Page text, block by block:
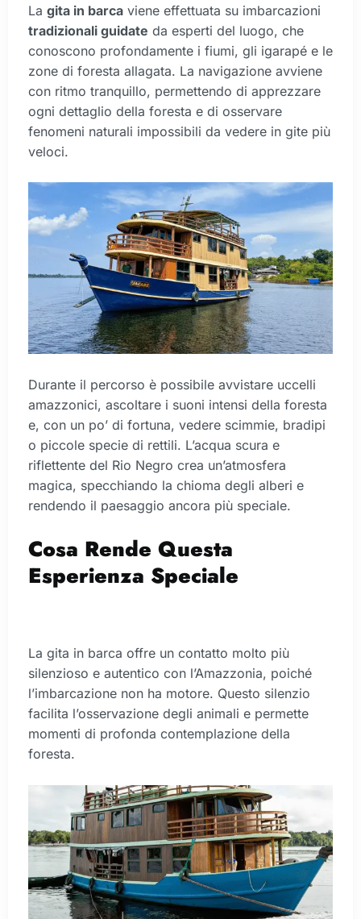
La gita in barca viene effettuata su imbarcazioni
tradizionali guidate da esperti del luogo, che
conoscono profondamente i fiumi, gli igarapé e le
zone di foresta allagata. La navigazione avviene
con ritmo tranquillo, permettendo di apprezzare
ogni dettaglio della foresta e di osservare
fenomeni naturali impossibili da vedere in gite più
veloci.
Durante il percorso è possibile avvistare uccelli
amazzonici, ascoltare i suoni intensi della foresta
e, con un po’ di fortuna, vedere scimmie, bradipi
o piccole specie di rettili. L’acqua scura e
riflettente del Rio Negro crea un’atmosfera
magica, specchiando la chioma degli alberi e
rendendo il paesaggio ancora più speciale.
Cosa Rende Questa
Esperienza Speciale
La gita in barca offre un contatto molto più
silenzioso e autentico con l’Amazzonia, poiché
l’imbarcazione non ha motore. Questo silenzio
facilita l’osservazione degli animali e permette
momenti di profonda contemplazione della
foresta.